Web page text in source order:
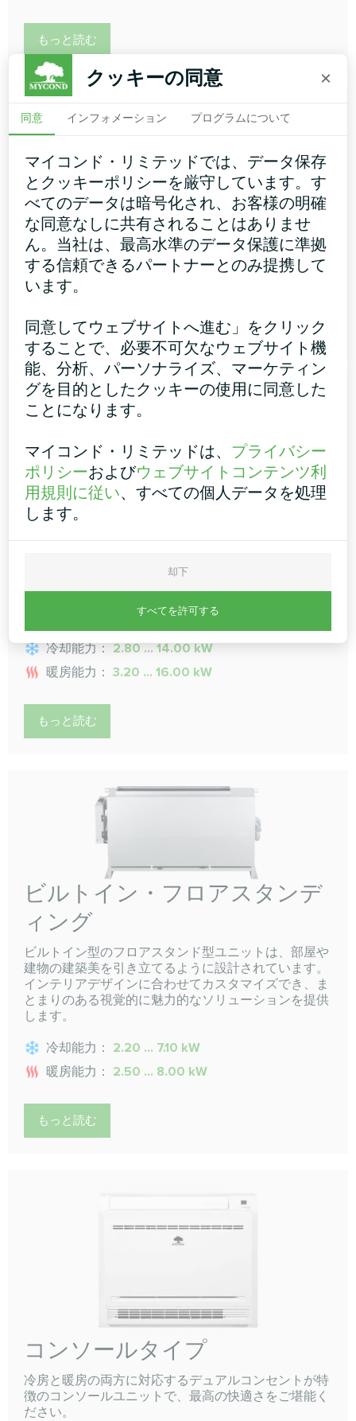
もっと読む
中型ESPダクト
さまざまな設置状況に適応する柔軟性を提供する。
冷却能力：
1.5 ... 16 kW
暖房能力：1.7 ...18 kW
もっと読む
コンバーチブル
れ、部分的に埋め込み設置も可能です。この室内ユニ
チフローベーンを備えています。
冷却能力：2.80 ... 14.00 kW
暖房能力： 3.20 ... 16.00 kW
もっと読む
ビルトイン・フロアスタンデ
ィング
ビルトイン型のフロアスタンド型ユニットは、部屋や
建物の建築美を引き立てるように設計されています。
インテリアデザインに合わせてカスタマイズでき、ま
とまりのある視覚的に魅力的なソリューションを提供
します。
冷却能力： 2.20 ... 7.10 kW
暖房能力： 2.50 ... 8.00 kW
もっと読む
コンソールタイプ
冷房と暖房の両方に対応するデュアルコンセントが特
徴のコンソールユニットで、最高の快適さをご堪能く
ださい。
クッキーの同意 ×
同意 インフォメーション プログラムについて
マイコンド・リミテッドでは、データ保存
とクッキーポリシーを厳守しています。す
べてのデータは暗号化され、お客様の明確
な同意なしに共有されることはありませ
ん。当社は、最高水準のデータ保護に準拠
する信頼できるパートナーとのみ提携して
います。
同意してウェブサイトへ進む」をクリック
することで、必要不可欠なウェブサイト機
能、分析、パーソナライズ、マーケティン
グを目的としたクッキーの使用に同意した
ことになります。
マイコンド・リミテッドは、 プライバシー
ポリシーおよびウェブサイトコンテンツ利
用規則に従い、すべての個人データを処理
します。
却下
すべてを許可する